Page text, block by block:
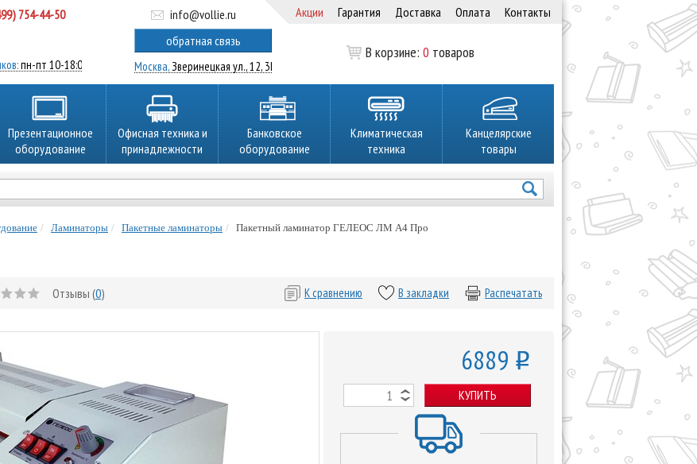
754-44-50
пн-пт 10-18:00
info@vollie.ru
обратная связь
Москва,Зверинецкая ул., 12, 3Ц
Акции Гарантия Доставка Оплата Контакты
В корзине:0 товаров
Презентационное
оборудование
Офисная техника и
принадлежности
Банковское
оборудование
Климатическая
техника
Канцелярские
товары
Ламинаторы Пакетные ламинаторы Пакетный ламинатор ГЕЛЕОС ЛМ A4 Про
Отзывы (0) Распечатать
В закладки
К сравнению
6889 o
КУПИТЬ